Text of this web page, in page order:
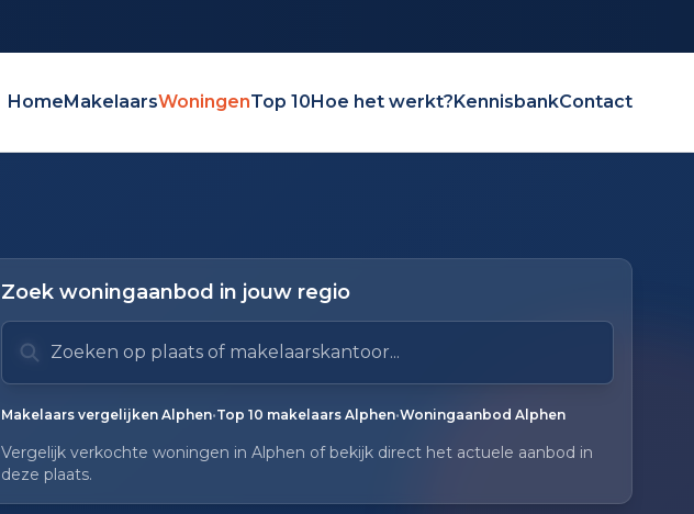
HomeMakelaarsWoningenTop 10Hoe het werkt?KennisbankContact
Zoek woningaanbod in jouw regio
Zoek op plaats of makelaarskantoor
Typ om te zoeken. Gebruik pijl omlaag en pijl omhoog om door resultaten te
Makelaars vergelijken Alphen•Top 10 makelaars Alphen•Woningaanbod Alphen
Vergelijk verkochte woningen in Alphen of bekijk direct het actuele aanbod in
deze plaats.